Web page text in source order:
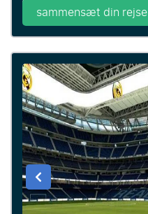
sammensæt din rejse